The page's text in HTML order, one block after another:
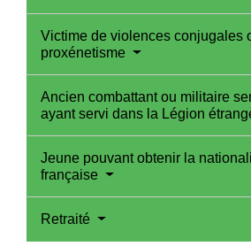
Victime de violences conjugales
proxénetisme
Ancien combattant ou militaire
ayant servi dans la Légion
Jeune pouvant obtenir la
française
Retraité